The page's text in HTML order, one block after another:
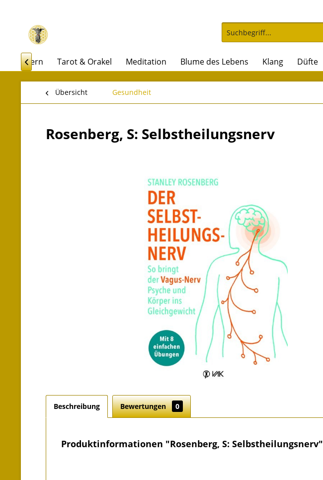
Räuchern Tarot & Orakel Meditation Blume des Lebens Klang Düfte

Übersicht Gesundheit
Rosenberg, S: Selbstheilungsnerv
Beschreibung Bewertungen 0
Produktinformationen "Rosenberg, S: Selbstheilungsnerv"